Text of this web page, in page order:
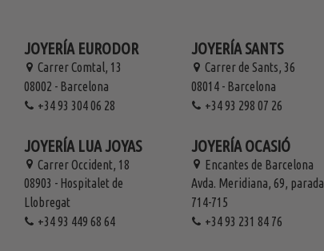
JOYERÍA EURODOR
Carrer Comtal, 13
08002 - Barcelona
+34 93 304 06 28
JOYERÍA SANTS
Carrer de Sants, 36
08014 - Barcelona
+34 93 298 07 26
JOYERÍA LUA JOYAS
Carrer Occident, 18
08903 - Hospitalet de
Llobregat
+34 93 449 68 64
JOYERÍA OCASIÓ
Encantes de Barcelona
Avda. Meridiana, 69, parada
714-715
+34 93 231 84 76